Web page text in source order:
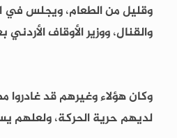
وقليل من الطعام، ويجلس في
والقنال، ووزير الأوقاف
وكان هؤلاء وغيرهم قد غادروا
لديهم حرية الحركة، ولعلهم